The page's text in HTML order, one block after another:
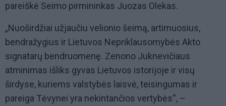
pareiškė Seimo pirmininkas Juozas Olekas.
„Nuoširdžiai užjaučiu velionio šeimą, artimuosius,
bendražygius ir Lietuvos Nepriklausomybės Akto
signatarų bendruomenę. Zenono Juknevičiaus
atminimas išliks gyvas Lietuvos istorijoje ir visų
širdyse, kuriems valstybės laisvė, teisingumas ir
pareiga Tėvynei yra nekintančios vertybės“, –